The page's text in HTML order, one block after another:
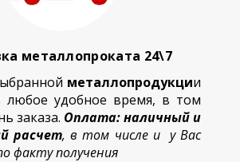
металлопроката 24\7
металлопродукции
любое удобное время, в том
заказа. Оплата: наличный и
расчет, в том числе и у Вас
факту получения